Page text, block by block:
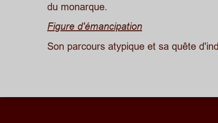
du monarque.
Figure d'émancipation
Son parcours atypique et sa quête